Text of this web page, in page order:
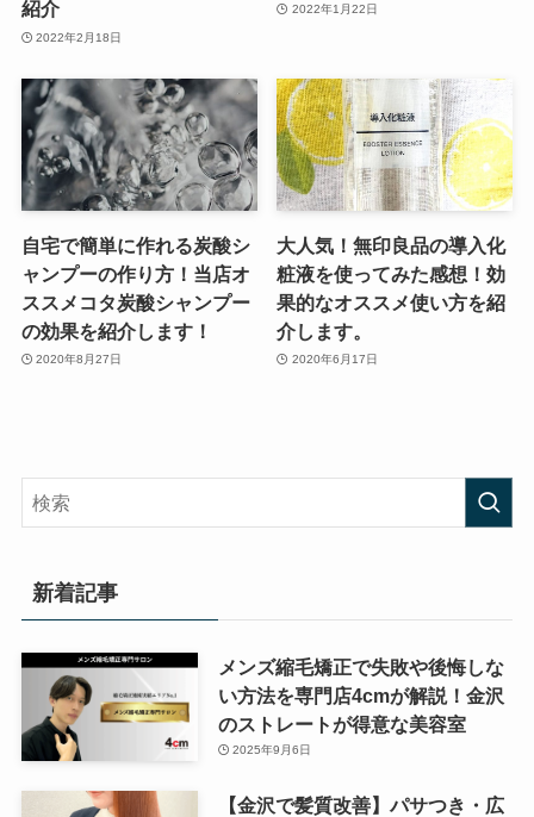
紹介
2022年2月18日
2022年1月22日
自宅で簡単に作れる炭酸シ
ャンプーの作り方！当店オ
ススメコタ炭酸シャンプー
の効果を紹介します！
2020年8月27日
大人気！無印良品の導入化
粧液を使ってみた感想！効
果的なオススメ使い方を紹
介します。
2020年6月17日
新着記事
メンズ縮毛矯正で失敗や後悔しな
い方法を専門店4cmが解説！金沢
のストレートが得意な美容室
2025年9月6日
【金沢で髪質改善】パサつき・広